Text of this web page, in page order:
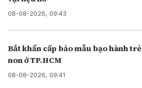
08-08-2026, 09:43
Bắt khẩn cấp bảo mẫu bạo hành
non ở TP.HCM
08-08-2026, 09:41